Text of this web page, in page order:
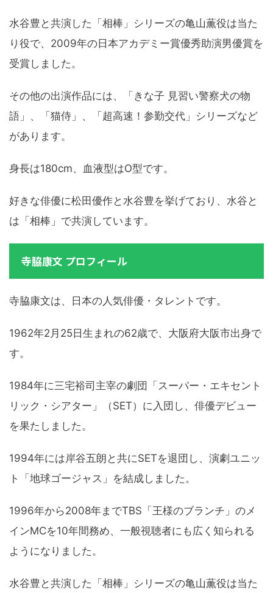
水谷豊と共演した「相棒」シリーズの亀山薫役は当た
り役で、2009年の日本アカデミー賞優秀助演男優賞を
受賞しました。
その他の出演作品には、「きな子 見習い警察犬の物
語」、「猫侍」、「超高速！参勤交代」シリーズなど
があります。
身長は180cm、血液型はO型です。
好きな俳優に松田優作と水谷豊を挙げており、水谷と
は「相棒」で共演しています。
寺脇康文 プロフィール
寺脇康文は、日本の人気俳優・タレントです。
1962年2月25日生まれの62歳で、大阪府大阪市出身で
す。
1984年に三宅裕司主宰の劇団「スーパー・エキセント
リック・シアター」（SET）に入団し、俳優デビュー
を果たしました。
1994年には岸谷五朗と共にSETを退団し、演劇ユニッ
ト「地球ゴージャス」を結成しました。
1996年から2008年までTBS「王様のブランチ」のメ
インMCを10年間務め、一般視聴者にも広く知られる
ようになりました。
水谷豊と共演した「相棒」シリーズの亀山薫役は当た